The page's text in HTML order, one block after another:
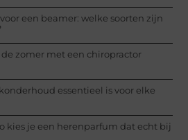
een beamer: welke soorten zijn
zomer met een chiropractor
essentieel is voor elke
kies je een herenparfum dat echt bij